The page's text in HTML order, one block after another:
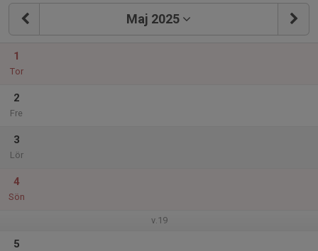
Maj 2025
1
Tor
2
Fre
3
Lör
4
Sön
v.19
5